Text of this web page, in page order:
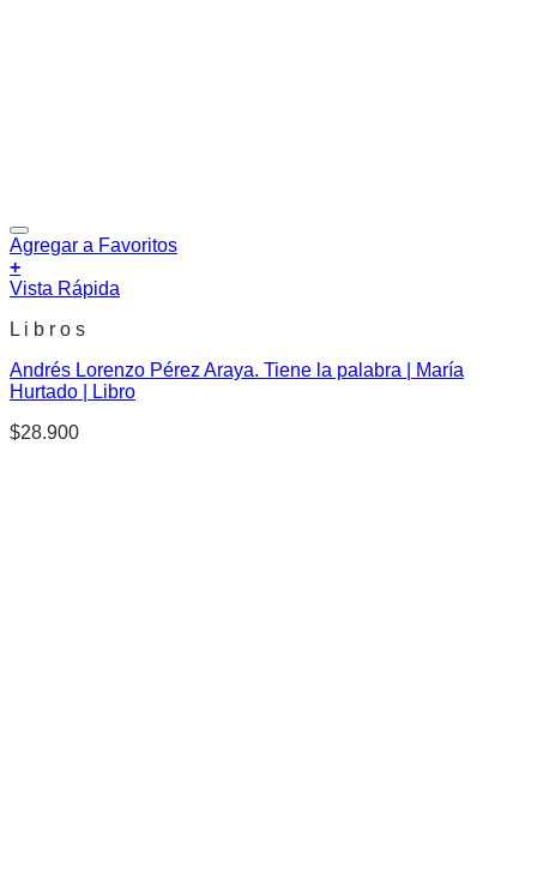
Agregar a Favoritos
+
Vista Rápida
L i b r o s
Andrés Lorenzo Pérez Araya. Tiene la palabra | María
Hurtado | Libro
$28.900